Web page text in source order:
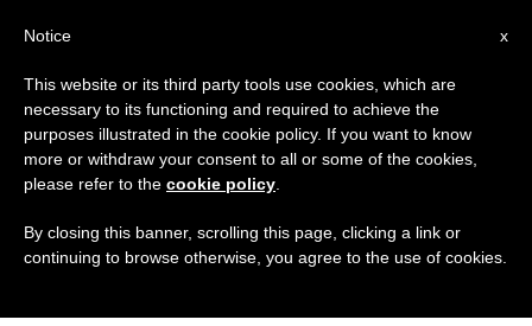
x
Notice
This website or its third party tools use cookies, which are
necessary to its functioning and required to achieve the
purposes illustrated in the cookie policy. If you want to know
more or withdraw your consent to all or some of the cookies,
please refer to the cookie policy
By closing this banner, scrolling this page, clicking a link or
continuing to browse otherwise, you agree to the use of cookies.